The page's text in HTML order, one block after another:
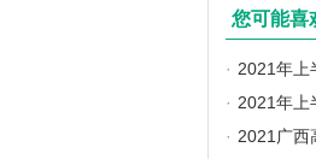
您可能喜
· 2021年上
· 2021年上
· 2021广西